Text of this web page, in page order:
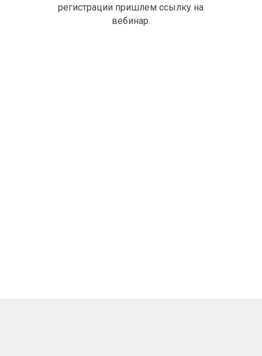
регистрации пришлем ссылку на
вебинар.